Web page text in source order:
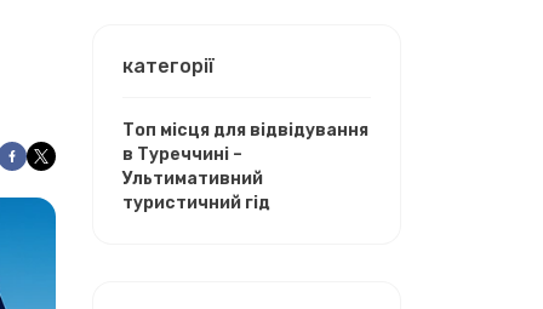
категорії
Топ місця для відвідування
в Туреччині –
Ультимативний
туристичний гід